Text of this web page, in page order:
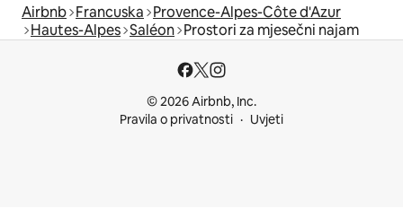
Airbnb Francuska Provence-Alpes-Côte d'Azur
Hautes-Alpes Saléon Prostori za mjesečni najam
© 2026 Airbnb, Inc.
Pravila o privatnosti
Uvjeti